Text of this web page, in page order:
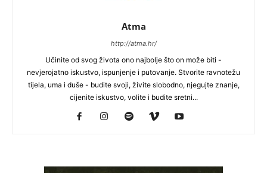
Atma
http://atma.hr/
Učinite od svog života ono najbolje što on može biti -
nevjerojatno iskustvo, ispunjenje i putovanje. Stvorite ravnotežu
tijela, uma i duše - budite svoji, živite slobodno, njegujte znanje,
cijenite iskustvo, volite i budite sretni...